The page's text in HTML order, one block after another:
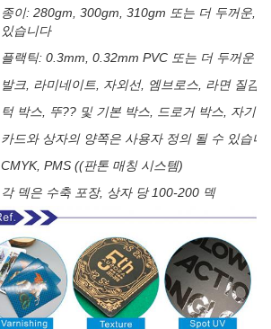
종이: 280gm, 300gm, 310gm 또는 더 두꺼운,
있습니다
플랙틱: 0.3mm, 0.32mm PVC 또는 더 두꺼운
발크, 라미네이트, 자외선, 엠브로스, 라면 질감,
턱 박스, 뚜?? 및 기본 박스, 드로거 박스, 자기
카드와 상자의 양쪽은 사용자 정의 될 수 있습니
CMYK, PMS ((판톤 매칭 시스템)
각 덱은 수축 포장, 상자 당 100-200 덱